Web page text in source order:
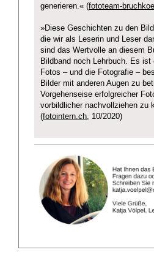
generieren.« (fototeam-
»Diese Geschichten zu den
die wir als Leserin und Leser
sind das Wertvolle an diesem
Bildband noch Lehrbuch. Es
Fotos – und die Fotografie –
Bilder mit anderen Augen zu
Vorgehenseise erfolgreicher
vorbildlicher nachvollziehen zu
(fotointern.ch, 10/2020)